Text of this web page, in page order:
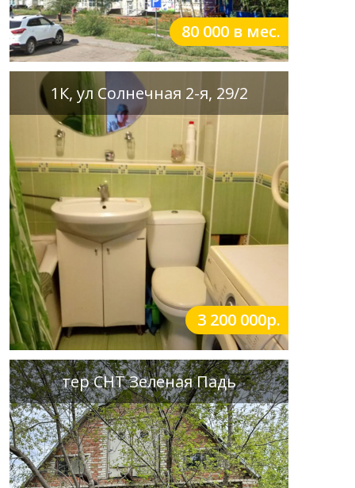
80 000 в мес.
1К, ул Солнечная 2-я, 29/2
3 200 000р.
тер СНТ Зеленая Падь